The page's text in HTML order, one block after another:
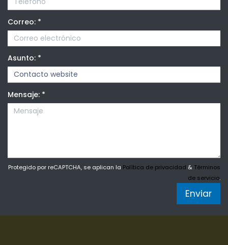
Correo: *
Asunto: *
Mensaje: *
Protegido por reCAPTCHA, se aplican la Política de privacidad & Términos
de servicio.
Enviar